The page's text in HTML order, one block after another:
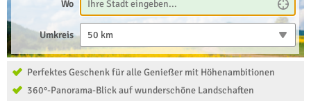
Wo
Umkreis 50 km
Perfektes Geschenk für alle Genießer mit Höhenambitionen
360°-Panorama-Blick auf wunderschöne Landschaften